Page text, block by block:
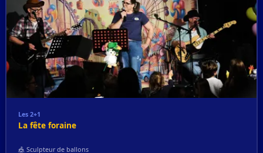
Les 2+1
La fête foraine
🎪 Sculpteur de ballons